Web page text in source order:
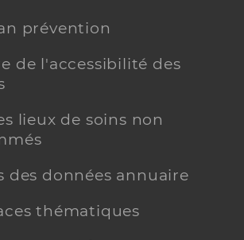
prévention
de l'accessibilité des
lieux de soins non
des données annuaire
thématiques